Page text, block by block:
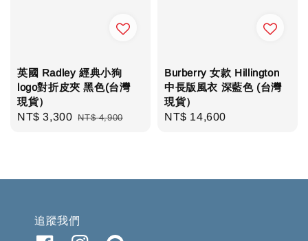
英國 Radley 經典小狗
logo對折皮夾 黑色(台灣
現貨）
Sale
NT$ 3,300 Regular
NT$ 4,900
Burberry 女款 Hillington
中長版風衣 深藍色 (台灣
現貨）
Regular
NT$ 14,600
追蹤我們